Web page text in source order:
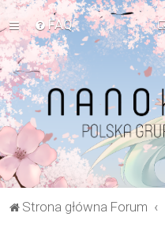
FAQ
Strona główna Forum